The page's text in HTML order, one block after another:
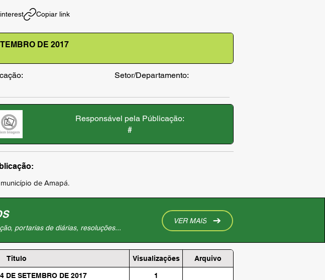
Copiar link
DE 2017
Setor/Departamento:
Responsável pela Públicação:
#
de Amapá.
portarias de diárias, resoluções...
VER MAIS
Titulo Visualizações Arquivo
DE SETEMBRO DE 2017 1